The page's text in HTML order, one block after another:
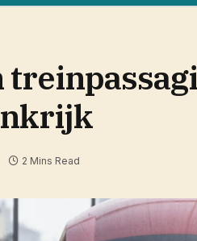
2 Mins Read